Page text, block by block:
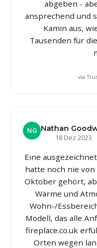
abgeben -
ansprechend und
Kamin aus,
Tausenden für
via
NG Nathan
18 Dez 2023
Eine
hatte noch nie
Oktober gehört,
Wärme und
Wohn-/
Modell, das alle
fireplace.co.uk
Orten wegen